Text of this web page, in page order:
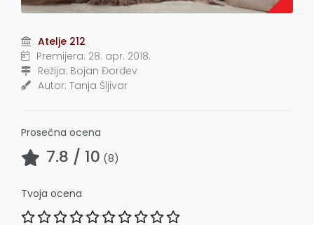
Atelje 212
Premijera: 28. apr. 2018.
Režija: Bojan Đorđev
Autor: Tanja Šljivar
Prosečna ocena
7.8 / 10 (8)
Tvoja ocena